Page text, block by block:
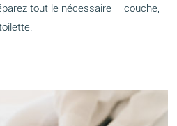
tout le nécessaire – couche,